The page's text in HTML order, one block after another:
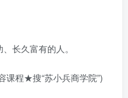
长久富有的人。
课程★搜“苏小兵商学院”)